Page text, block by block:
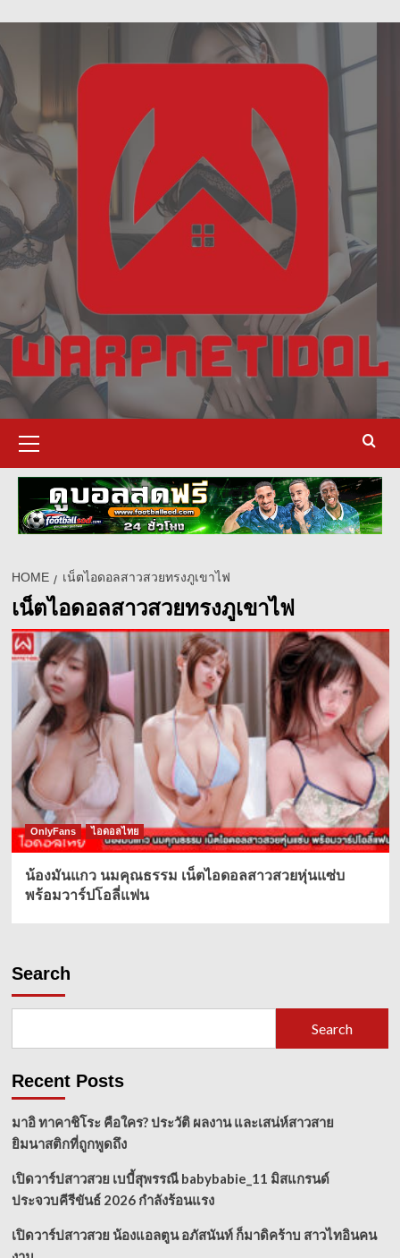
ฝัน
เห็น
to
content
Menu
HOME เน็ตไอดอลสาวสวยทรงภูเขาไฟ
เน็ตไอดอลสาวสวยทรงภูเขาไฟ
OnlyFans ไอดอลไทย
น้องมันแกว นมคุณธรรม เน็ตไอดอลสาวสวยหุ่นแซ่บ
พร้อมวาร์ปโอลี่แฟน
Search
Search
Recent Posts
มาอิ ทาคาชิโระ คือใคร? ประวัติ ผลงาน และเสน่ห์สาวสาย
ยิมนาสติกที่ถูกพูดถึง
เปิดวาร์ปสาวสวย เบบี้สุพรรณี babybabie_11 มิสแกรนด์
ประจวบคีรีขันธ์ 2026 กำลังร้อนแรง
เปิดวาร์ปสาวสวย น้องแอลตูน อภัสนันท์ ก็มาดิคร้าบ สาวไทอินคน